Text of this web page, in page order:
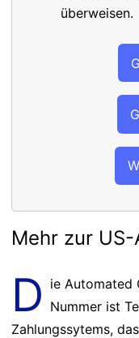
überweisen.
Mehr zur
D ie Automated
Nummer ist
Zahlungssytems,